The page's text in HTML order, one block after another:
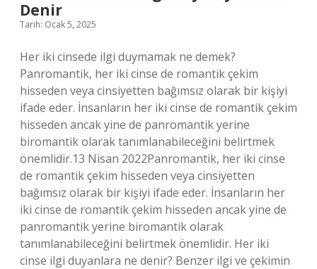
Denir
Tarih: Ocak 5, 2025
Her iki cinsede ilgi duymamak ne demek?
Panromantik, her iki cinse de romantik çekim
hisseden veya cinsiyetten bağımsız olarak bir kişiyi
ifade eder. İnsanların her iki cinse de romantik çekim
hisseden ancak yine de panromantik yerine
biromantik olarak tanımlanabileceğini belirtmek
önemlidir.13 Nisan 2022Panromantik, her iki cinse
de romantik çekim hisseden veya cinsiyetten
bağımsız olarak bir kişiyi ifade eder. İnsanların her
iki cinse de romantik çekim hisseden ancak yine de
panromantik yerine biromantik olarak
tanımlanabileceğini belirtmek önemlidir. Her iki
cinse ilgi duyanlara ne denir? Benzer ilgi ve çekimin